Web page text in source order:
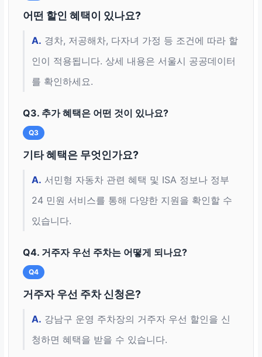
어떤 할인 혜택이 있나요?
A. 경차, 저공해차, 다자녀 가정 등 조건에 따라 할
인이 적용됩니다. 상세 내용은 서울시 공공데이터
를 확인하세요.
Q3. 추가 혜택은 어떤 것이 있나요?
Q3
기타 혜택은 무엇인가요?
A. 서민형 자동차 관련 혜택 및 ISA 정보나 정부
24 민원 서비스를 통해 다양한 지원을 확인할 수
있습니다.
Q4. 거주자 우선 주차는 어떻게 되나요?
Q4
거주자 우선 주차 신청은?
A. 강남구 운영 주차장의 거주자 우선 할인을 신
청하면 혜택을 받을 수 있습니다.